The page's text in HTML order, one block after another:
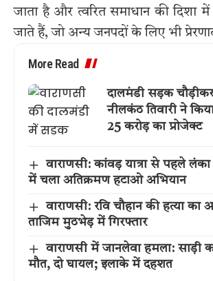
जाता है और त्वरित समाधान की दिशा
जाते हैं, जो अन्य जनपदों के लिए भी
More Read
दालमंडी सड़क
नीलकंठ तिवारी ने
25 करोड़ का प्रोजेक्ट
वाराणसी: कांवड़ यात्रा से पहले
में चला अतिक्रमण हटाओ अभियान
वाराणसी: रवि चौहान की हत्या का
ताजिम मुठभेड़ में गिरफ्तार
वाराणसी में जानलेवा हमला: साड़ी
मौत, दो घायल; इलाके में दहशत